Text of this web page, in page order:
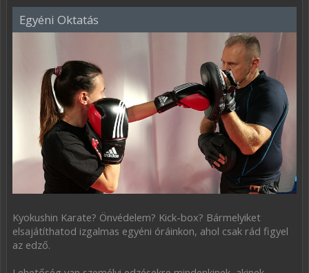
Egyéni Oktatás
Kyokushin Karate? Önvédelem? Kick-box? Bármelyiket
elsajátíthatod izgalmas egyéni óráinkon, ahol csak rád figyel
az edző.